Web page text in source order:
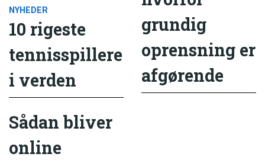
NYHEDER
10 rigeste
tennisspillere
i verden
grundig
oprensning er
afgørende
Sådan bliver
online